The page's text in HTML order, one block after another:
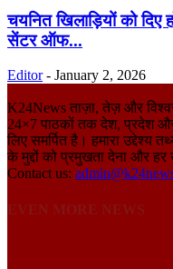
चयनित खिलाड़ियों को
सेंटर ऑफ...
Editor - January 2, 2026
K24News ताज़ा, तेज़ और
24×7 पाठकों तक देश, प्रदेश
लिए समर्पित है। हमारा उद्देश्य
के मुद्दों को प्रमुखता देना और
Contact us: